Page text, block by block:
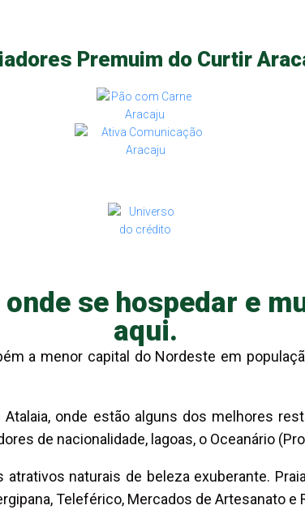
Premuim do Curtir
se hospedar e
aqui.
a menor capital do Nordeste em
onde estão alguns dos melhores
de nacionalidade, lagoas, o Oceanário
naturais de beleza exuberante.
Teleférico, Mercados de Artesanato e